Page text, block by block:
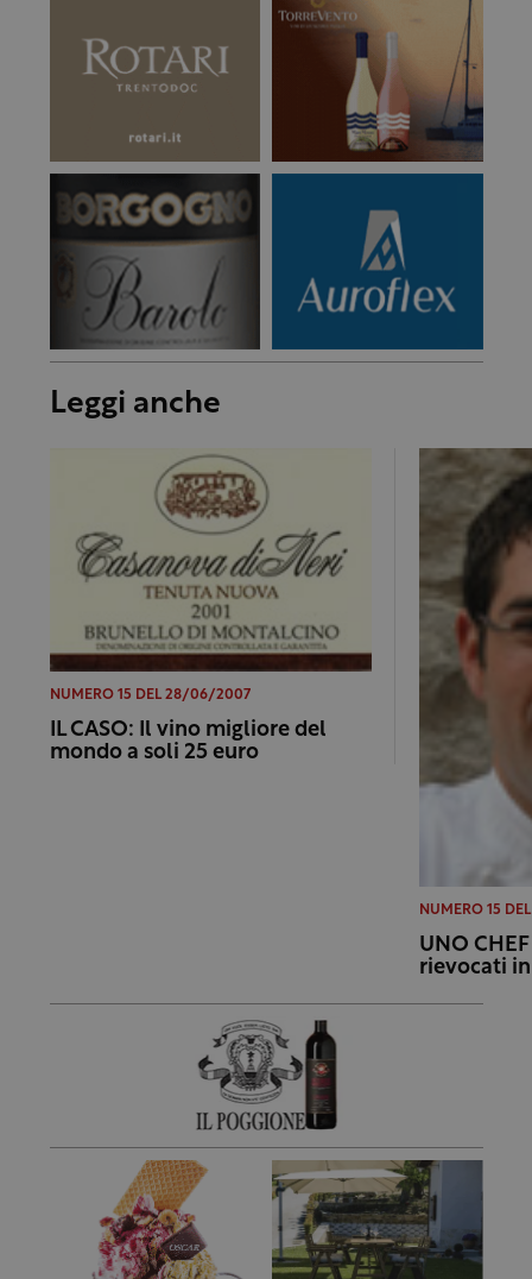
Leggi anche
NUMERO 15 DEL 28/06/2007
IL CASO: Il vino migliore del
mondo a soli 25 euro
NUMERO 15
UNO
rievocati